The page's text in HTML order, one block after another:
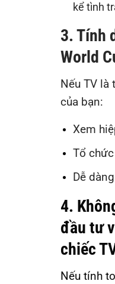
kể tình
3. Tính
World
Nếu TV là
của bạn:
Xem
Tổ
Dễ
4.
đầu tư
chiếc
Nếu tính